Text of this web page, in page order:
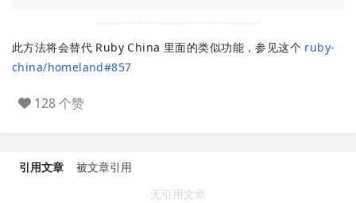
此方法将会替代 Ruby China 里面的类似功能，参见这个 ruby-
china/homeland#857
128 个赞
引用文章
被文章引用
无引用文章